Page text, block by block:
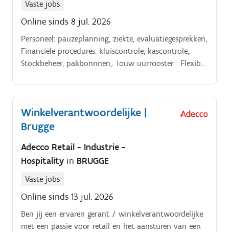
Vaste jobs
Online sinds 8 jul. 2026
Personeel: pauzeplanning, ziekte, evaluatiegesprekken,
Financiële procedures: kluiscontrole, kascontrole,.
Stockbeheer, pakbonnnen,. Jouw uurrooster : Flexibel
Winkelverantwoordelijke |
Brugge
Adecco Retail - Industrie -
Hospitality in BRUGGE
Vaste jobs
Online sinds 13 jul. 2026
Ben jij een ervaren gerant / winkelverantwoordelijke
met een passie voor retail en het aansturen van een